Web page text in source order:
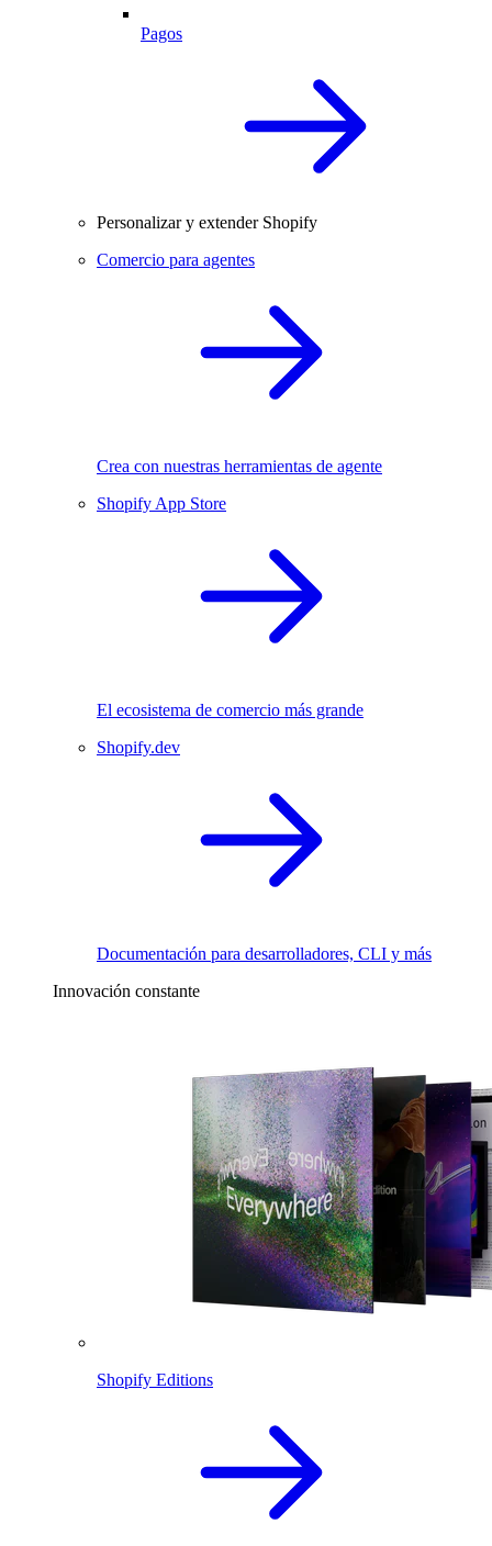
Pagos
Personalizar y extender Shopify
Comercio para agentes
Crea con nuestras herramientas de agente
Shopify App Store
El ecosistema de comercio más grande
Shopify.dev
Documentación para desarrolladores, CLI y más
Innovación constante
Shopify Editions